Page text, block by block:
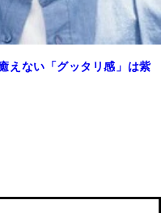
ない「グッタリ感」は紫